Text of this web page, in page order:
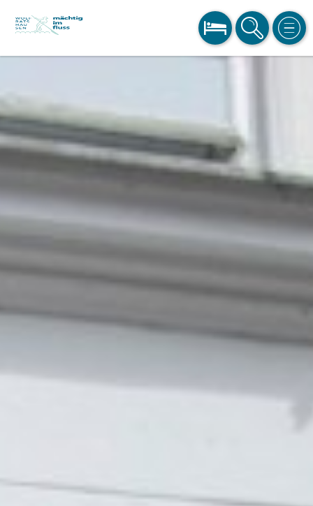
BUCHEN SUCHE MENÜ